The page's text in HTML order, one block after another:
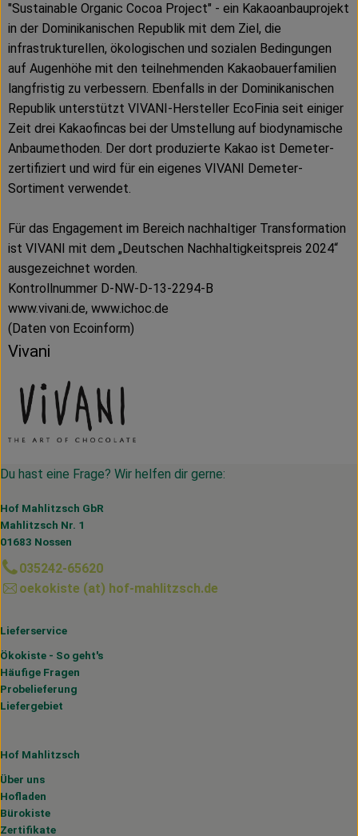
"Sustainable Organic Cocoa Project" - ein Kakaoanbauprojekt
in der Dominikanischen Republik mit dem Ziel, die
infrastrukturellen, ökologischen und sozialen Bedingungen
auf Augenhöhe mit den teilnehmenden Kakaobauerfamilien
langfristig zu verbessern. Ebenfalls in der Dominikanischen
Republik unterstützt VIVANI-Hersteller EcoFinia seit einiger
Zeit drei Kakaofincas bei der Umstellung auf biodynamische
Anbaumethoden. Der dort produzierte Kakao ist Demeter-
zertifiziert und wird für ein eigenes VIVANI Demeter-
Sortiment verwendet.
Für das Engagement im Bereich nachhaltiger Transformation
ist VIVANI mit dem „Deutschen Nachhaltigkeitspreis 2024“
ausgezeichnet worden.
Kontrollnummer D-NW-D-13-2294-B
www.vivani.de, www.ichoc.de
(Daten von Ecoinform)
Vivani
Du hast eine Frage? Wir helfen dir gerne:
Hof Mahlitzsch GbR
Mahlitzsch Nr. 1
01683 Nossen
035242-65620
oekokiste (at) hof-mahlitzsch.de
Lieferservice
Ökokiste - So geht's
Häufige Fragen
Probelieferung
Liefergebiet
Hof Mahlitzsch
Über uns
Hofladen
Bürokiste
Zertifikate